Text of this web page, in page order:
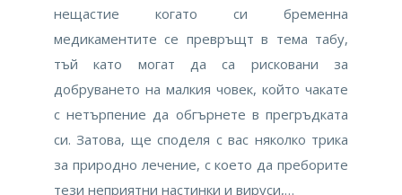
нещастие когато си бременна
медикаментите се превръщт в тема табу,
тъй като могат да са рисковани за
добруването на малкия човек, който чакате
с нетърпение да обгърнете в прегръдката
си. Затова, ще споделя с вас няколко трика
за природно лечение, с което да преборите
тези неприятни настинки и вируси,…